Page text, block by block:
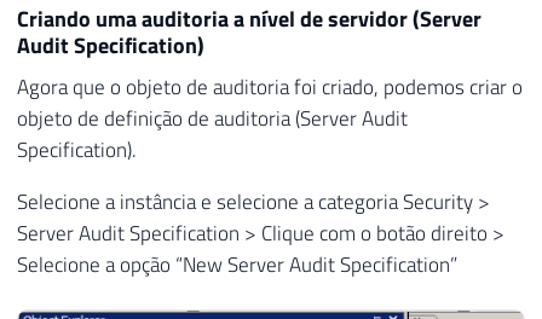
Criando uma auditoria a nível de servidor (Server
Audit Specification)
Agora que o objeto de auditoria foi criado, podemos criar o
objeto de definição de auditoria (Server Audit
Specification).
Selecione a instância e selecione a categoria Security >
Server Audit Specification > Clique com o botão direito >
Selecione a opção “New Server Audit Specification”